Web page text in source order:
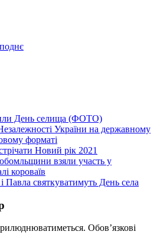
День селища (ФОТО)
України на державному
форматі
Новий рік 2021
взяли участь у
короваїв
Павла святкуватимуть День села
Обов’язкові